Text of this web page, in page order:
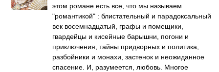
этом романе есть все, что мы называем
"романтикой" : блистательный и парадоксальный
век восемнадцатый, графы и помещики,
гвардейцы и кисейные барышни, погони и
приключения, тайны придворных и политика,
разбойники и монахи, застенок и неожиданное
спасение. И, разумеется, любовь. Многое